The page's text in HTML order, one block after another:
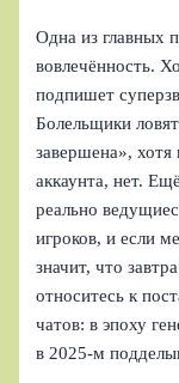
Одна из главных
вовлечённость.
подпишет
Болельщики
завершена», хотя
аккаунта, нет.
реально
игроков, и если
значит, что
относитесь к
чатов: в эпоху
в 2025‑м